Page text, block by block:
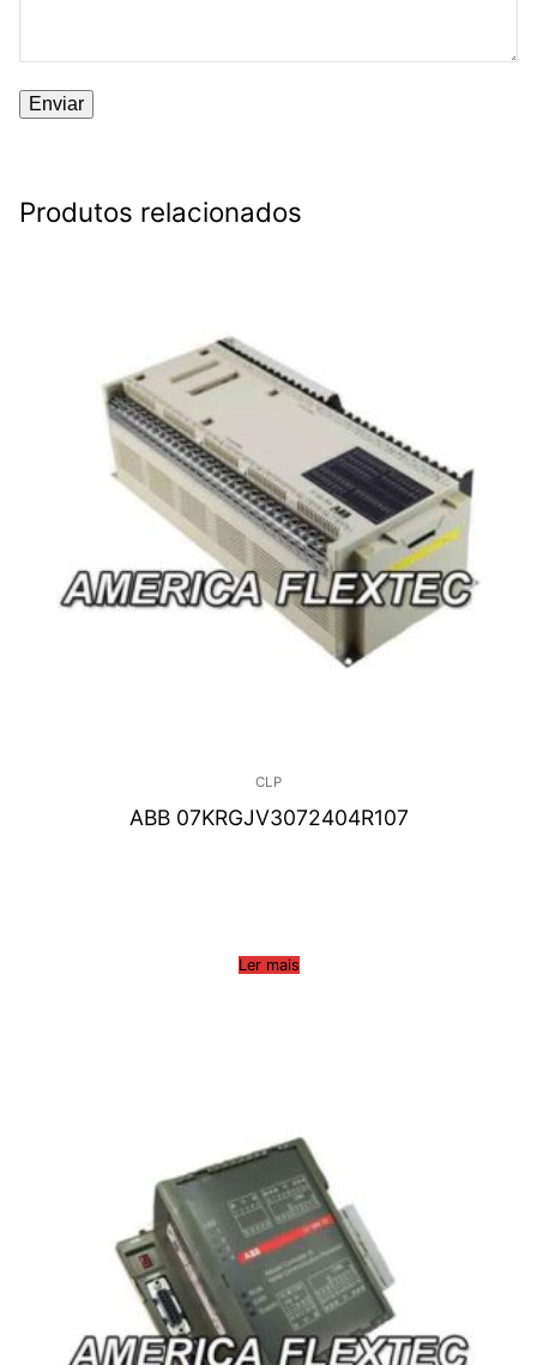
Produtos relacionados
CLP
ABB 07KRGJV3072404R107
Ler mais